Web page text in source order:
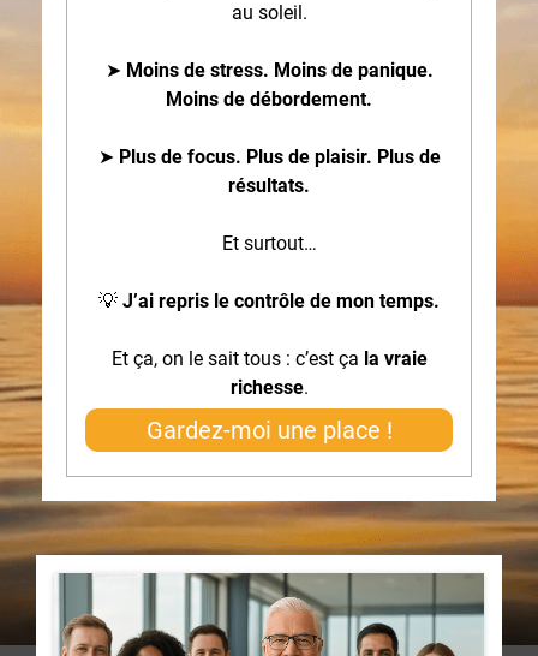
au soleil.
➤ Moins de stress. Moins de panique.
Moins de débordement.
➤ Plus de focus. Plus de plaisir. Plus de
résultats.
Et surtout…
💡 J’ai repris le contrôle de mon temps.
Et ça, on le sait tous : c’est ça la vraie
richesse.
Gardez-moi une place !